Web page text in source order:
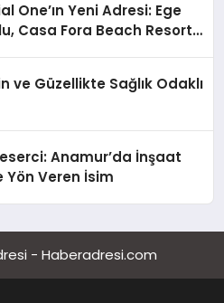
One’ın Yeni Adresi: Ege
Casa Fora Beach Resort
ve Güzellikte Sağlık Odaklı
Anamur’da İnşaat
Yön Veren İsim
- Haberadresi.com